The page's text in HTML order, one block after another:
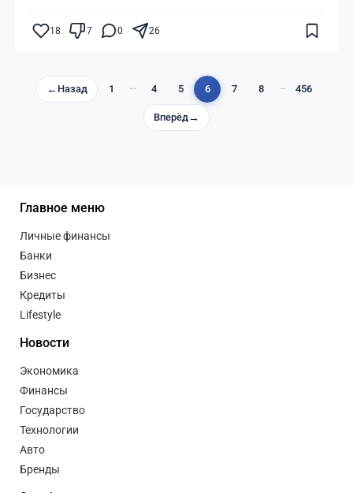
18 7 0 26
← Назад 1 ··· 4 5 6 7 8 ··· 456
Вперёд→
Главное меню
Личные финансы
Банки
Бизнес
Кредиты
Lifestyle
Новости
Экономика
Финансы
Государство
Технологии
Авто
Бренды